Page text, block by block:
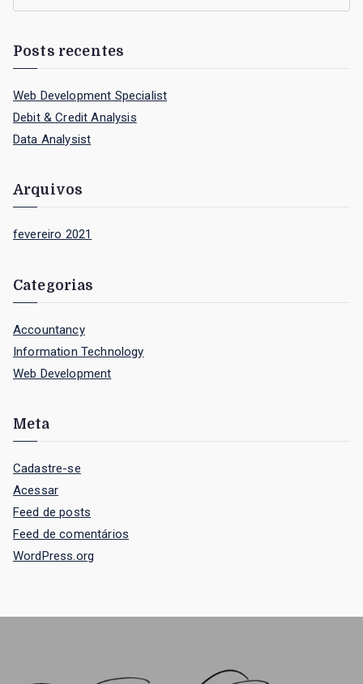
Posts recentes
Web Development Specialist
Debit & Credit Analysis
Data Analysist
Arquivos
fevereiro 2021
Categorias
Accountancy
Information Technology
Web Development
Meta
Cadastre-se
Acessar
Feed de posts
Feed de comentários
WordPress.org